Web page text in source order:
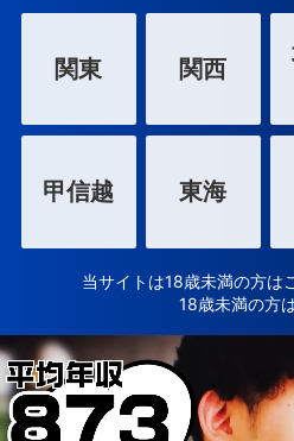
関東 関西
甲信越 東海
当サイトは18歳未満の方は
18歳未満の方